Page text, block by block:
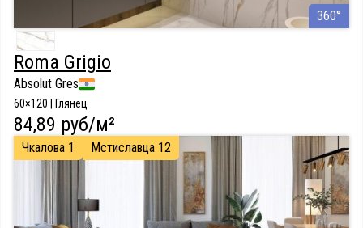
360°
Roma Grigio
Absolut Gres
60×120 | Глянец
84,89 руб/м²
Чкалова 1 Мстиславца 12